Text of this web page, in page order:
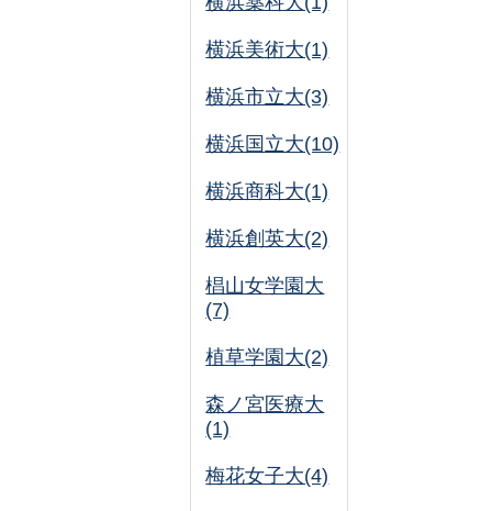
横浜美術大(1)
横浜市立大(3)
横浜国立大(10)
横浜商科大(1)
横浜創英大(2)
椙山女学園大
(7)
植草学園大(2)
森ノ宮医療大
(1)
梅花女子大(4)